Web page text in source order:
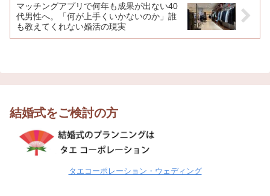
マッチングアプリで何年も成果が出ない40
代男性へ。「何が上手くいかないのか」誰
も教えてくれない婚活の現実
結婚式をご検討の方
タエコーポレーション・ウェディング